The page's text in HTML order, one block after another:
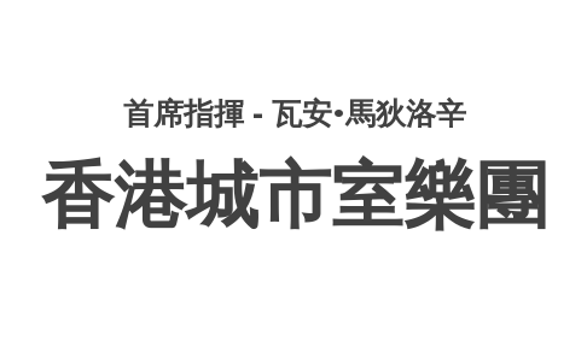
首席指揮 - 瓦安•馬狄洛辛
香港城市室樂團